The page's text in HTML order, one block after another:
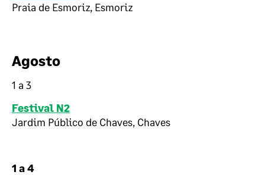
Praia de Esmoriz, Esmoriz
Agosto
1 a 3
Festival N2
Jardim Público de Chaves, Chaves
1 a 4